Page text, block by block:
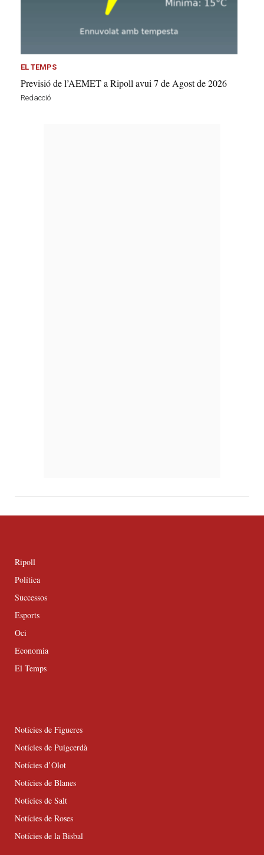
EL TEMPS
Previsió de l’AEMET a Ripoll avui 7 de Agost de 2026
Redacció
Ripoll
Política
Successos
Esports
Oci
Economia
El Temps
Notícies de Figueres
Notícies de Puigcerdà
Notícies d’Olot
Notícies de Blanes
Notícies de Salt
Notícies de Roses
Notícies de la Bisbal